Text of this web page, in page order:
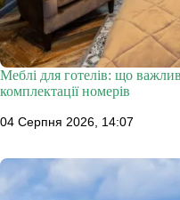
Меблі для готелів: що
комплектації номерів
04 Серпня 2026, 14:07